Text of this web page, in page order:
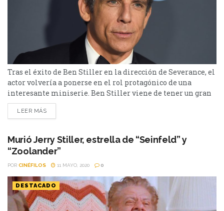
Tras el éxito de Ben Stiller en la dirección de Severance, el
actor volvería a ponerse en el rol protagónico de una
interesante miniserie. Ben Stiller viene de tener un gran
año de la mano de Severance, la producción de Apple TV+.
La misma contará con una temporada más, pero el actor
LEER MÁS
Murió Jerry Stiller, estrella de “Seinfeld” y
“Zoolander”
POR CINÉFILOS 11 MAYO, 2020 0
DESTACADO